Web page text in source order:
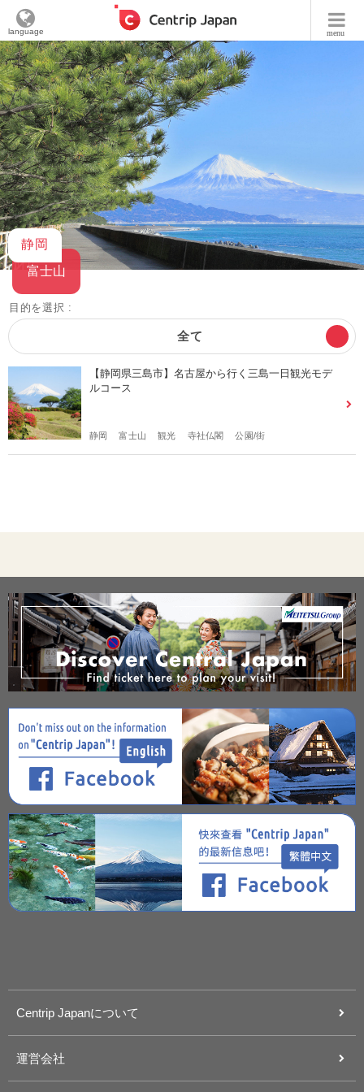
menu
language
静岡
富士山
目的を選択 :
全て
【静岡県三島市】名古屋から行く三島一日観光モデ
ルコース
静岡 富士山 観光 寺社仏閣 公園/街
Centrip Japanについて
運営会社